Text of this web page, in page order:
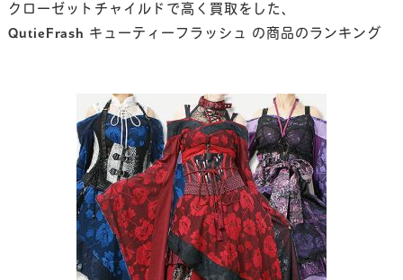
クローゼットチャイルドで高く買取をした、
QutieFrash キューティーフラッシュ の商品のランキング